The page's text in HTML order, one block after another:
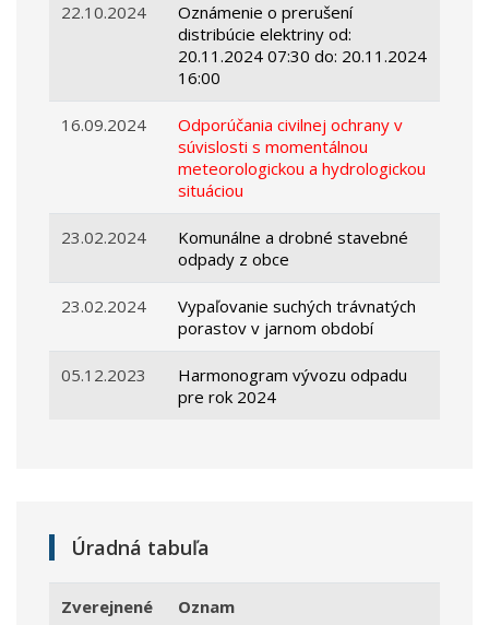
22.10.2024
Oznámenie o prerušení
distribúcie elektriny od:
20.11.2024 07:30 do: 20.11.2024
16:00
16.09.2024
Odporúčania civilnej ochrany v
súvislosti s momentálnou
meteorologickou a hydrologickou
situáciou
23.02.2024
Komunálne a drobné stavebné
odpady z obce
23.02.2024
Vypaľovanie suchých trávnatých
porastov v jarnom období
05.12.2023
Harmonogram vývozu odpadu
pre rok 2024
Úradná tabuľa
Zverejnené Oznam